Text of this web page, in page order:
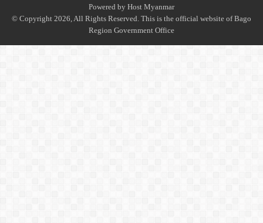
Powered by Host Myanmar
© Copyright 2026, All Rights Reserved. This is the official website of Bago
Region Government Office